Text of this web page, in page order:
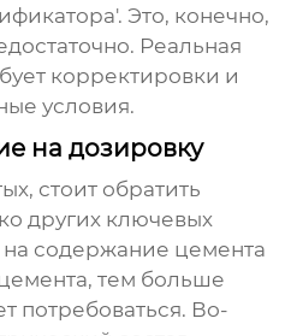
Это, конечно,
Реальная
корректировки и
условия.
на дозировку
стоит обратить
других ключевых
содержание цемента
тем больше
потребоваться. Во-